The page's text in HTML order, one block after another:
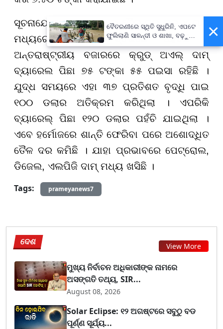
ସୂଚନାଯୋଗ୍ୟ, ଅଶୋଦ୍ଧିତ ତୈଳ ଦର ଗତ ୪ ମାସ
ମଧ୍ୟରେ ସର୍ବନିମ୍ନ ସ୍ତରରେ ପହଁଚିଛି ।
ଅନ୍ତରାଷ୍ଟ୍ରୀୟ ବଜାରରେ କ୍ରୁଡ୍ ଅଏଲ୍ ଦାମ୍
ବ୍ୟାରେଲ ପିଛା ୭୫ ଟଙ୍କା ୫୫ ପଇସା ରହିଛି ।
ଯୁଦ୍ଧ ସମୟରେ ଏହା ୩୭ ପ୍ରତିଶତ ବୃଦ୍ଧି ପାଇ
୧୦୦ ଡଲାର ଅତିକ୍ରମ କରିଥିଲା । ଏପରିକି
ବ୍ୟାରେଲ୍ ପିଛା ୧୨୦ ଡଲାର ପହଁଚି ଯାଇଥିଲା ।
ଏବେ ହର୍ମୋଜରେ ଶାନ୍ତି ଫେରିବା ପରେ ଅଶୋଦ୍ଧିତ
ତୈଳ ଦର କମିଛି । ଯାହା ପ୍ରଭାବରେ ପେଟ୍ରୋଲ,
ଡିଜେଲ, ଏଲପିଜି ଦାମ୍ ମଧ୍ୟ ଖସିଛି ।
Tags:
prameyanews7
ଦେଶ View More
ମୁଖ୍ୟ ନିର୍ବାଚନ ଅଧିକାରୀଙ୍କ ନାମରେ
ଅସଙ୍ଗତି ତଥ୍ୟ, SIR...
August 08, 2026
Solar Eclipse: ୧୨ ଅଗଷ୍ଟରେ ସବୁଠୁ ବଡ
ପୂର୍ଣ୍ଣ ସୂର୍ଯ୍ୟ...
×
ବୈତରଣୀରେ ସ୍ଥିତି ସୁଧୁରିନି, ଏପଟେ
ଫୁଲିଲାଣି ସାଳନ୍ଦୀ ଓ ଶାଖା, ବଢ଼ୁଛି
ବନ୍ୟା ଭୟ